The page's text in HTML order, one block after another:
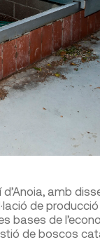
amb
de
bases de
de boscos